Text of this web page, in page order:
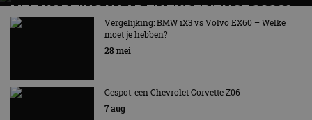
MET KORTING NAAR EV EXPERIENCE 2026?
AUTORAI REGELT HET!
EV Experience 2026 van 24 tot 26 september
Vergelijking: BMW iX3 vs Volvo EX60 – Welke
moet je hebben?
28 mei
Gespot: een Chevrolet Corvette Z06
7 aug